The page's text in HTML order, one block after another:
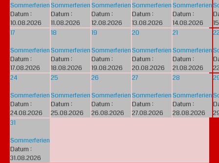
Sommerferien
Datum :
10.08.2026
Sommerferien
Datum :
11.08.2026
Sommerferien
Datum :
12.08.2026
Sommerferien
Datum :
13.08.2026
Sommerferien
Datum :
14.08.2026
17
Sommerferien
Datum :
17.08.2026
18
Sommerferien
Datum :
18.08.2026
19
Sommerferien
Datum :
19.08.2026
20
Sommerferien
Datum :
20.08.2026
21
Sommerferien
Datum :
21.08.2026
24
Sommerferien
Datum :
24.08.2026
25
Sommerferien
Datum :
25.08.2026
26
Sommerferien
Datum :
26.08.2026
27
Sommerferien
Datum :
27.08.2026
28
Sommerferien
Datum :
28.08.2026
31
Sommerferien
Datum :
31.08.2026